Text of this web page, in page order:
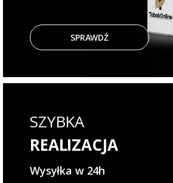
SPRAWDŹ
SZYBKA
REALIZACJA
Wysyłka w 24h